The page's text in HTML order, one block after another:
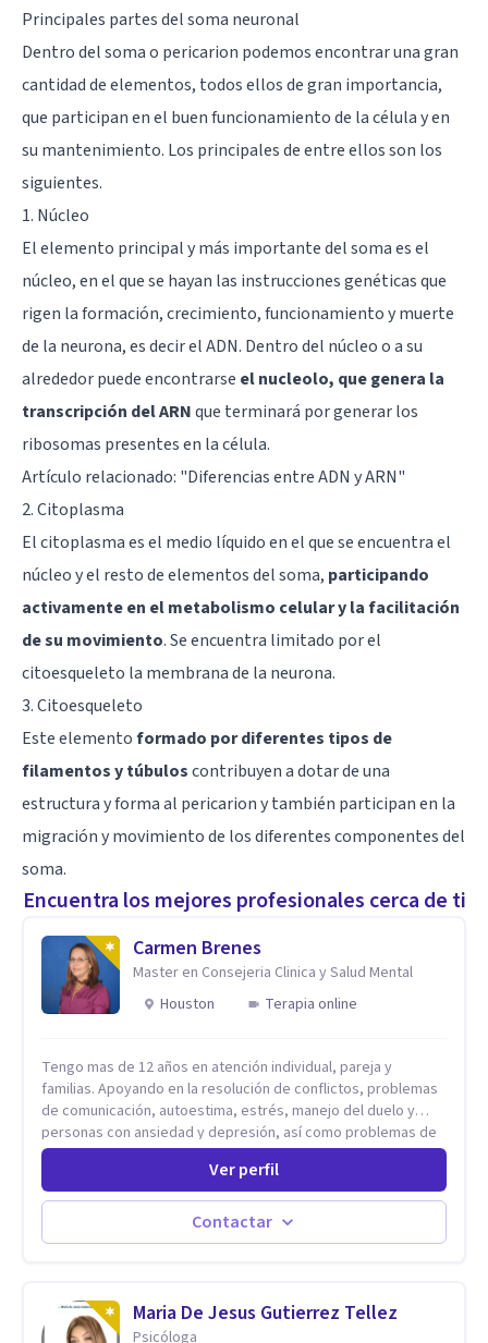
Principales partes del soma neuronal
Dentro del soma o pericarion podemos encontrar una gran
cantidad de elementos, todos ellos de gran importancia,
que participan en el buen funcionamiento de la célula y en
su mantenimiento. Los principales de entre ellos son los
siguientes.
1. Núcleo
El elemento principal y más importante del soma es el
núcleo, en el que se hayan las instrucciones genéticas que
rigen la formación, crecimiento, funcionamiento y muerte
de la neurona, es decir el ADN. Dentro del núcleo o a su
alrededor puede encontrarse el nucleolo, que genera la
transcripción del ARNque terminará por generar los
ribosomas presentes en la célula.
Artículo relacionado: "Diferencias entre ADN y ARN"
2. Citoplasma
El citoplasma es el medio líquido en el que se encuentra el
núcleo y el resto de elementos del soma, participando
activamente en el metabolismo celular y la facilitación
de su movimiento. Se encuentra limitado por el
citoesqueleto la membrana de la neurona.
3. Citoesqueleto
Este elementoformado por diferentes tipos de
filamentos y túbuloscontribuyen a dotar de una
estructura y forma al pericarion y también participan en la
migración y movimiento de los diferentes componentes del
soma.
Encuentra los mejores profesionales cerca de ti
Carmen Brenes
Master en Consejeria Clinica y Salud Mental
Houston
Terapia online
Tengo mas de 12 años en atención individual, pareja y
familias. Apoyando en la resolución de conflictos, problemas
de comunicación, autoestima, estrés, manejo del duelo y
personas con ansiedad y depresión, así como problemas de
conducta y comportamiento. Desarrollo de personas
Estableciendo metas a corto y largo plazo, es vital para la
vida de cada uno tener su propia vision.
Ver perfil
Contactar
Maria De Jesus Gutierrez Tellez
Psicóloga